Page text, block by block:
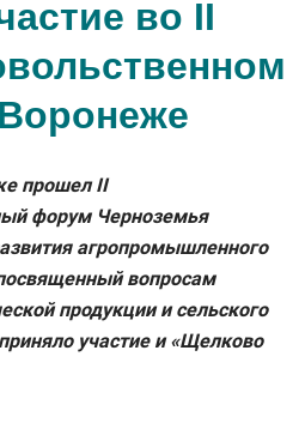
во II
прошел II
форум Черноземья
агропромышленного
вопросам
продукции и сельского
участие и «Щелково